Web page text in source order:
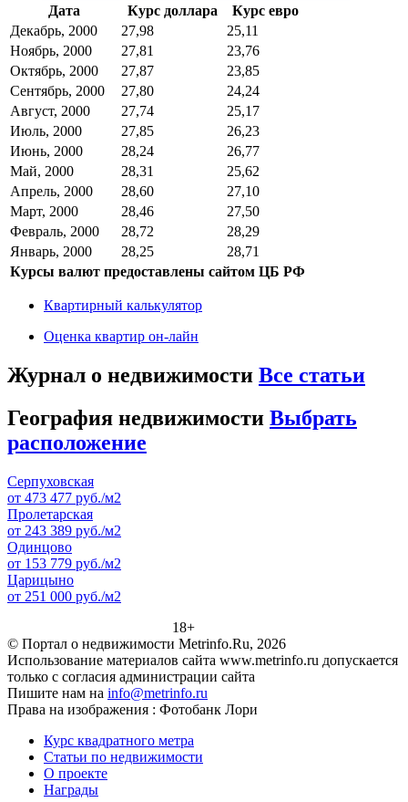
Дата
Курс доллара
Курс евро
Декабрь, 2000
27,98
25,11
Ноябрь, 2000
27,81
23,76
Октябрь, 2000
27,87
23,85
Сентябрь, 2000
27,80
24,24
Август, 2000
27,74
25,17
Июль, 2000
27,85
26,23
Июнь, 2000
28,24
26,77
Май, 2000
28,31
25,62
Апрель, 2000
28,60
27,10
Март, 2000
28,46
27,50
Февраль, 2000
28,72
28,29
Январь, 2000
28,25
28,71
Курсы валют предоставлены сайтом ЦБ РФ
Квартирный калькулятор
Оценка квартир он-лайн
Журнал о недвижимости Все статьи
География недвижимости Выбрать
расположение
Серпуховская
от 473 477 руб./м2
Пролетарская
от 243 389 руб./м2
Одинцово
от 153 779 руб./м2
Царицыно
от 251 000 руб./м2
18+
© Портал о недвижимости Metrinfo.Ru, 2026
Использование материалов сайта www.metrinfo.ru допускается
только с согласия администрации сайта
Пишите нам на info@metrinfo.ru
Права на изображения : Фотобанк Лори
Курс квадратного метра
Статьи по недвижимости
О проекте
Награды